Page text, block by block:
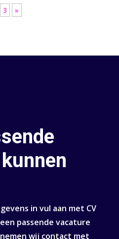
3 »
in vul aan met CV
passende vacature
wij contact met